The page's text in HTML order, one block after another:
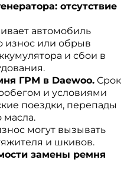
отсутствие
автомобиль
износ или обрыв
и сбои в
ГРМ в Daewoo.Срок
и условиями
поездки, перепады
масла.
могут вызывать
и шкивов.
замены ремня